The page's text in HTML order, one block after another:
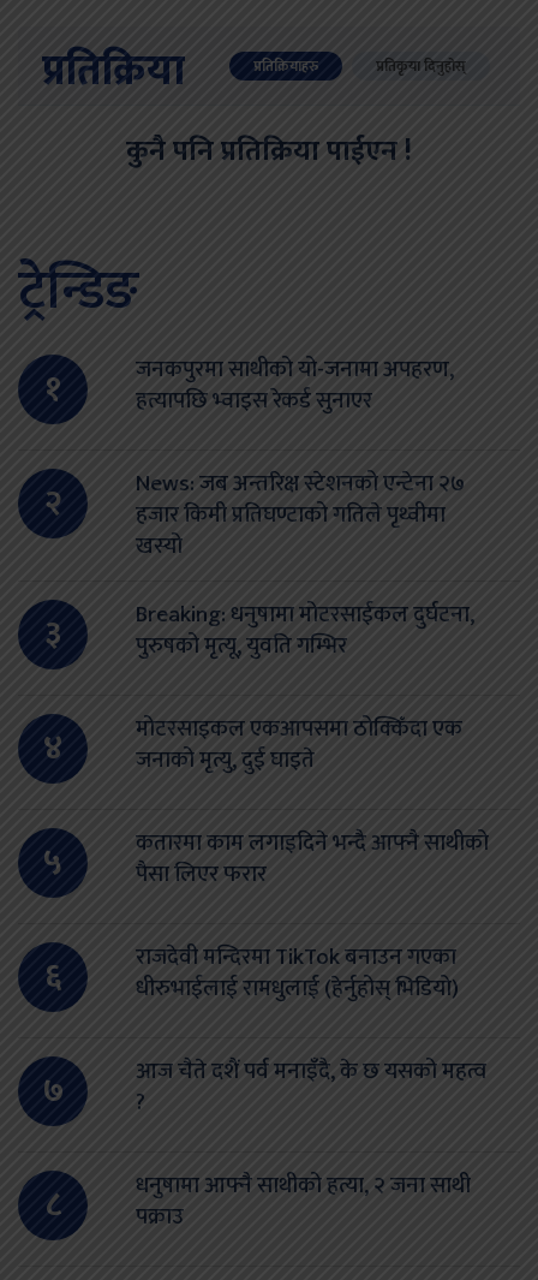
प्रतिक्रिया प्रतिक्रियाहरु प्रतिकृया दिनुहोस्
कुनै पनि प्रतिक्रिया पाईएन !
ट्रेन्डिङ
१
जनकपुरमा साथीको यो-जनामा अपहरण,
हत्यापछि भ्वाइस रेकर्ड सुनाएर
२
News: जब अन्तरिक्ष स्टेशनको एन्टेना २७
हजार किमी प्रतिघण्टाको गतिले पृथ्वीमा
खस्यो
३
Breaking: धनुषामा मोटरसाईकल दुर्घटना,
पुरुषको मृत्यू, युवति गम्भिर
४
मोटरसाइकल एकआपसमा ठोक्किँदा एक
जनाको मृत्यु, दुई घाइते
५
कतारमा काम लगाइदिने भन्दै आफ्नै साथीको
पैसा लिएर फरार
६
राजदेवी मन्दिरमा TikTok बनाउन गएका
धीरुभाईलाई रामधुलाई (हेर्नुहोस् भिडियो)
७
आज चैते दशैं पर्व मनाइँदै, के छ यसको महत्व
?
८
धनुषामा आफ्नै साथीको हत्या, २ जना साथी
पक्राउ